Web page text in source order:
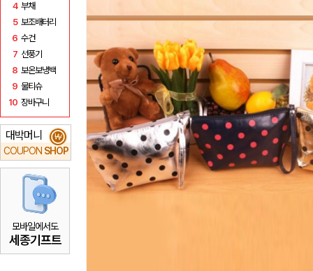
4 부채
5 보조배터리
6 수건
7 선풍기
8 보온보냉백
9 물티슈
10 장바구니
대박머니
COUPON SHOP
₩
모바일에서도
세종기프트